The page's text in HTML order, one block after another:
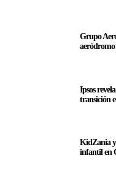
Grupo
aeródromo
Ipsos
transición
KidZania y
infantil en